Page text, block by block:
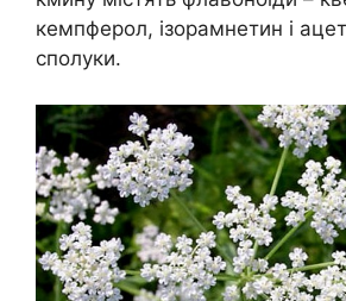
кемпферол, ізорамнетин і
сполуки.